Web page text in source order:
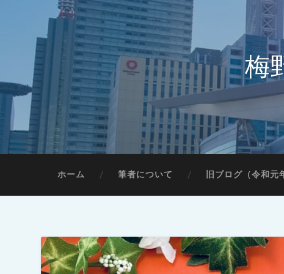
梅
ホーム 筆者について 旧ブログ（令和元